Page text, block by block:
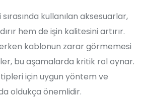
kullanılan aksesuarlar,
hem de işin kalitesini artırır.
kablonun zarar görmemesi
bu aşamalarda kritik rol oynar.
için uygun yöntem ve
oldukça önemlidir.